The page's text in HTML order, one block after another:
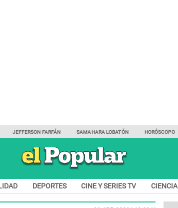
JEFFERSON FARFÁN SAMAHARA LOBATÓN HORÓSCOPO
DEPORTES CINE Y SERIES TV CIENCIA